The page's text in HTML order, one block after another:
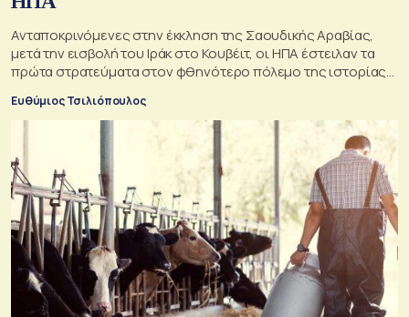
Ανταποκρινόμενες στην έκκληση της Σαουδικής Αραβίας,
μετά την εισβολή του Ιράκ στο Κουβέιτ, οι ΗΠΑ έστειλαν τα
πρώτα στρατεύματα στον φθηνότερο πόλεμο της ιστορίας
τους
Ευθύμιος Τσιλιόπουλος